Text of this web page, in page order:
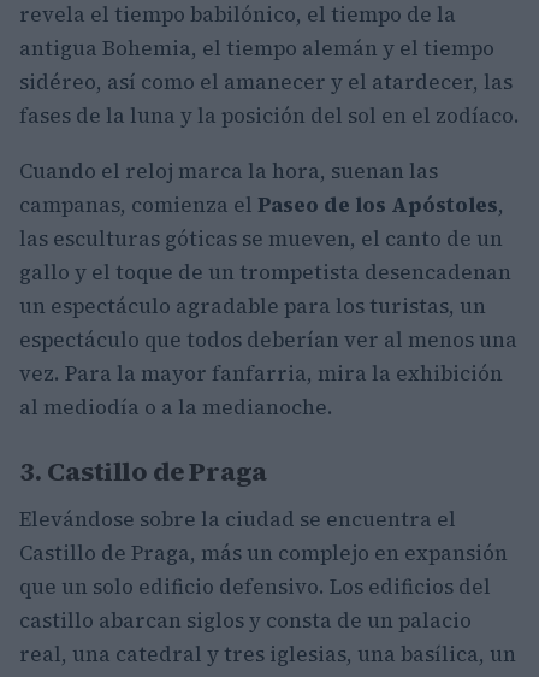
revela el tiempo babilónico, el tiempo de la
antigua Bohemia, el tiempo alemán y el tiempo
sidéreo, así como el amanecer y el atardecer, las
fases de la luna y la posición del sol en el zodíaco.
Cuando el reloj marca la hora, suenan las
campanas, comienza el Paseo de los Apóstoles,
las esculturas góticas se mueven, el canto de un
gallo y el toque de un trompetista desencadenan
un espectáculo agradable para los turistas, un
espectáculo que todos deberían ver al menos una
vez. Para la mayor fanfarria, mira la exhibición
al mediodía o a la medianoche.
3. Castillo de Praga
Elevándose sobre la ciudad se encuentra el
Castillo de Praga, más un complejo en expansión
que un solo edificio defensivo. Los edificios del
castillo abarcan siglos y consta de un palacio
real, una catedral y tres iglesias, una basílica, un